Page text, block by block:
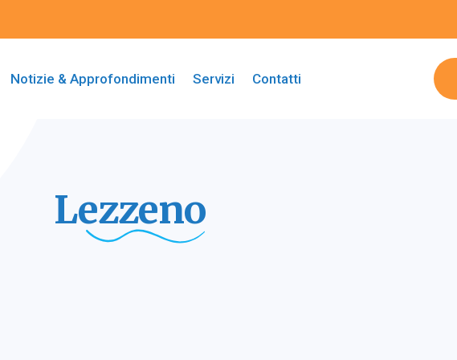
Notizie & Approfondimenti Servizi Contatti
Lezzeno